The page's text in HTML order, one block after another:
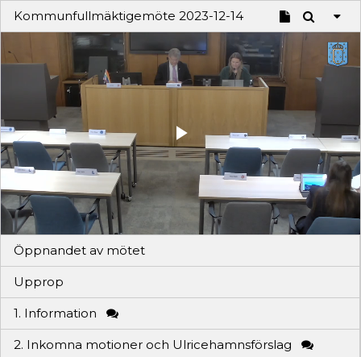
Kommunfullmäktigemöte 2023-12-14
Play
Video
Öppnandet av mötet
Upprop
1. Information
2. Inkomna motioner och Ulricehamnsförslag